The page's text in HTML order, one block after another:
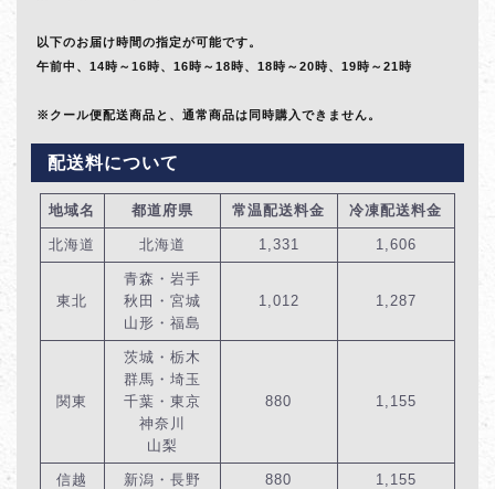
以下のお届け時間の指定が可能です。
午前中、14時～16時、16時～18時、18時～20時、19時～21時
※クール便配送商品と、通常商品は同時購入できません。
配送料について
地域名 都道府県 常温配送料金 冷凍配送料金
北海道 北海道 1,331 1,606
東北
青森・岩手
秋田・宮城
山形・福島
1,012 1,287
関東
茨城・栃木
群馬・埼玉
千葉・東京
神奈川
山梨
880 1,155
信越 新潟・長野 880 1,155